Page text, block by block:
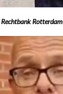
Rechtbank Rotterdam